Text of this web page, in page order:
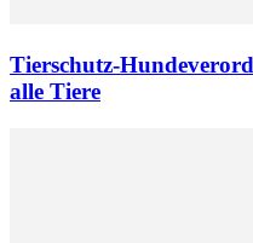
Tierschutz-
alle Tiere